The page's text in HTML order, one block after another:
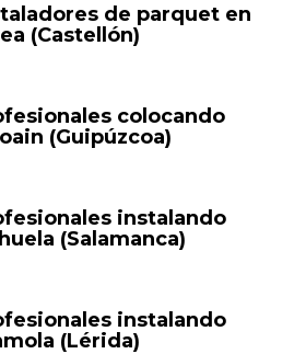
de parquet en
(Castellón)
colocando
(Guipúzcoa)
instalando
(Salamanca)
instalando
(Lérida)